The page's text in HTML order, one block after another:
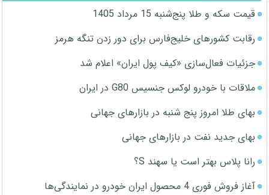
قیمت سکه و طلا پنج‌شنبه 15 مرداد 1405
رقابت کشورهای خلیج‌فارس برای دور زدن تنگه هرمز
جزئیات فعال‌سازی «کیف پول ایران» اعلام شد
ملاقات با خودرو لوکس جنسیس G80 در ایران
بهای طلا امروز پنج شنبه در بازارهای جهانی
بهای جدید نفت در بازارهای جهانی
رانا پلاس بهتر است یا سهند S؟
آغاز فروش فوری 4 محصول ایران خودرو در نمایندگی‌ها